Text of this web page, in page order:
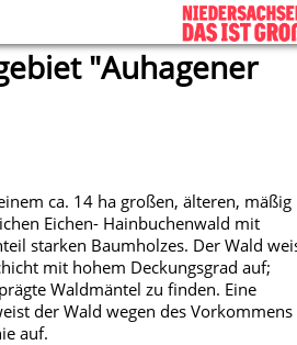
"Auhagener
ca. 14 ha großen, älteren, mäßig
Eichen- Hainbuchenwald mit
starken Baumholzes. Der Wald
mit hohem Deckungsgrad auf;
Waldmäntel zu finden. Eine
der Wald wegen des
auf.